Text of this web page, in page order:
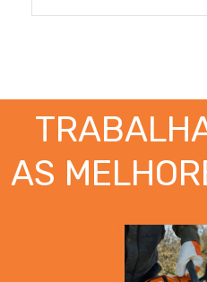
AS